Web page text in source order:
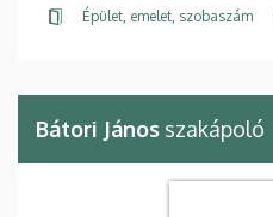
Épület, emelet, szobaszám
Bátori János szakápoló